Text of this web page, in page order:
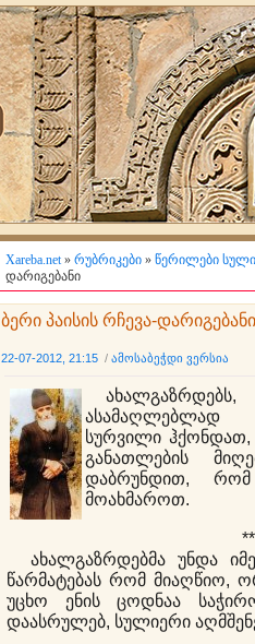
Xareba.net» რუბრიკები » წერილები
დარიგებანი
ბერი პაისის რჩევა-დარიგებანი
22-07-2012, 21:15 / ამოსაბეჭდი ვერსია
ახალგაზრდებს,
ასამაღლებლად
სურვილი ჰქონდათ,
განათლების
დაბრუნდით,
მოახმაროთ.
ახალგაზრდებმა უნდა
წარმატებას რომ
უცხო ენის ცოდნაა
დაასრულებ, სულიერი